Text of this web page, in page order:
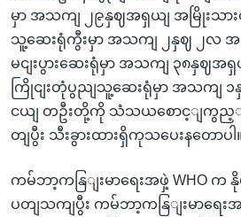
မှာ အသကျ ၂၉နှဈအရှယျ အမြိုးသား
သူ့ဆေးရုံကွီးမှာ အသကျ ၂နှဈ ၂လ အ
မငျးပွားဆေးရုံမှာ အသကျ ၃၈နှဈအ
ကြိုငျးတုံပွညျသူ့ဆေးရုံမှာ အသကျ
ငယျ တဦးတို့ကို သံသယစောင့ျကွည့
တျပွီး သီးခွားထားရှိကုသပေးနတောပါ။
ကမ်ဘာ့ကနြျးမာရေးအဖှဲ့ WHO က နို
ပတျသကျပွီး ကမ်ဘာ့ကနြျးမာရေး